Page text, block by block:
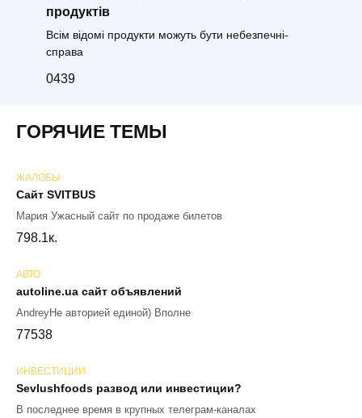
продуктів
Всім відомі продукти можуть бути небезпечні-
справа
0439
ГОРЯЧИЕ ТЕМЫ
ЖАЛОБЫ
Сайт SVITBUS
Мария Ужасный сайт по продаже билетов
798.1к.
АВТО
autoline.ua сайт объявлений
AndreyНе авторией единой) Вполне
77538
ИНВЕСТИЦИИ
Sevlushfoods развод или инвестиции?
В последнее время в крупных телеграм-каналах